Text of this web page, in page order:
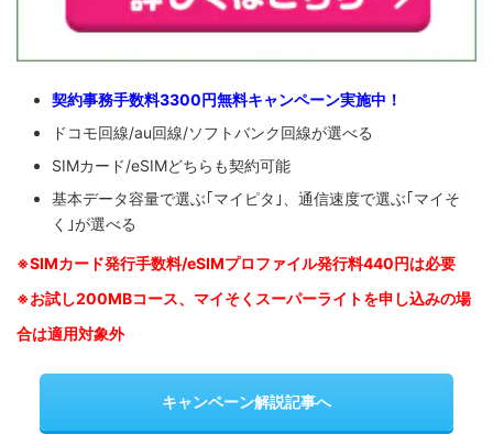
契約事務手数料3300円無料キャンペーン実施中！
ドコモ回線/au回線/ソフトバンク回線が選べる
SIMカード/eSIMどちらも契約可能
基本データ容量で選ぶ｢マイピタ｣、通信速度で選ぶ｢マイそ
く｣が選べる
※SIMカード発行手数料/eSIMプロファイル発行料440円は必要
※お試し200MBコース、マイそくスーパーライトを申し込みの場
合は適用対象外
キャンペーン解説記事へ